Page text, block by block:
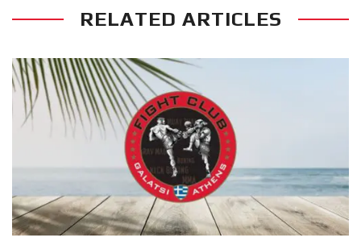
RELATED ARTICLES